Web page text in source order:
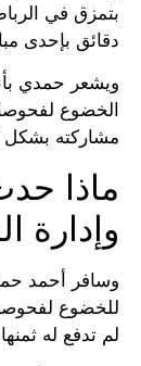
بتمزق في
دقائق بإحدى
ويشعر حمدي
الخضوع
مشاركته بشكل
ماذا
وإدارة
وسافر أحمد
للخضوع
لم تدفع له